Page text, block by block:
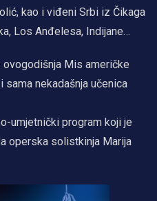
kao i viđeni Srbi iz Čikaga
Los Anđelesa, Indijane…
Mis američke
nekadašnja učenica
umjetnički program koji je
operska solistkinja Marija